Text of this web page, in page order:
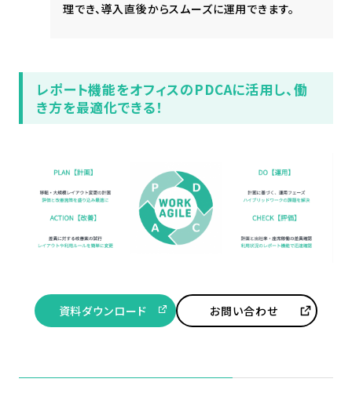
理でき、導入直後からスムーズに運用できます。
レポート機能をオフィスのPDCAに活用し、働
き方を最適化できる！
資料ダウンロード お問い合わせ